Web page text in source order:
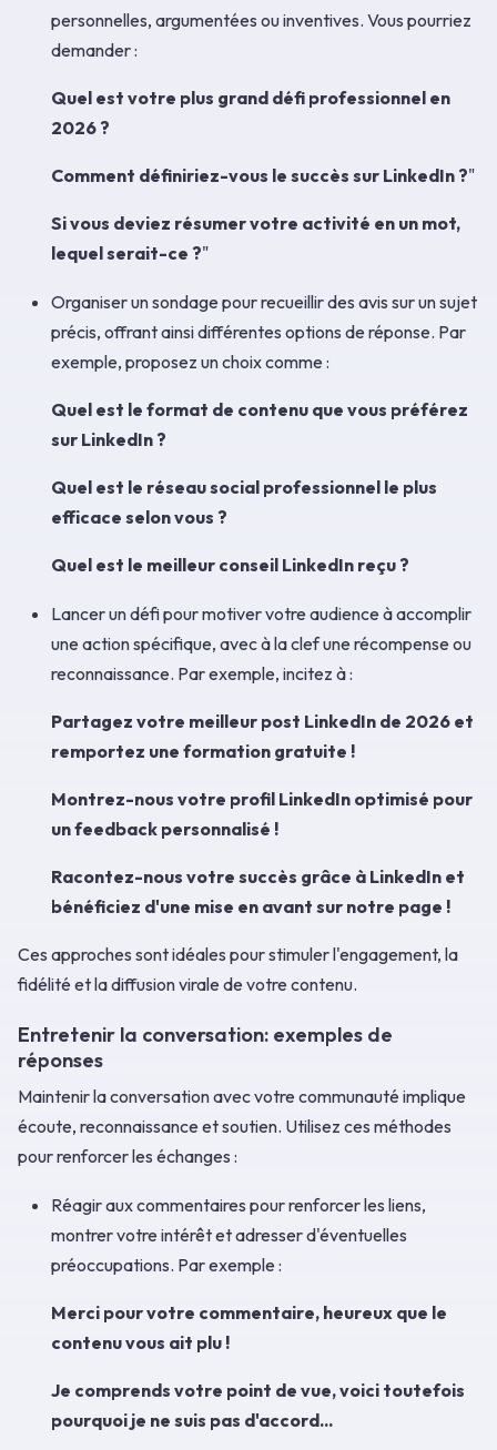
personnelles, argumentées ou inventives. Vous pourriez
demander :
Quel est votre plus grand défi professionnel en
2026 ?
Comment définiriez-vous le succès sur LinkedIn ?"
Si vous deviez résumer votre activité en un mot,
lequel serait-ce ?"
Organiser un sondage pour recueillir des avis sur un sujet
précis, offrant ainsi différentes options de réponse. Par
exemple, proposez un choix comme :
Quel est le format de contenu que vous préférez
sur LinkedIn ?
Quel est le réseau social professionnel le plus
efficace selon vous ?
Quel est le meilleur conseil LinkedIn reçu ?
Lancer un défi pour motiver votre audience à accomplir
une action spécifique, avec à la clef une récompense ou
reconnaissance. Par exemple, incitez à :
Partagez votre meilleur post LinkedIn de 2026 et
remportez une formation gratuite !
Montrez-nous votre profil LinkedIn optimisé pour
un feedback personnalisé !
Racontez-nous votre succès grâce à LinkedIn et
bénéficiez d'une mise en avant sur notre page !
Ces approches sont idéales pour stimuler l'engagement, la
fidélité et la diffusion virale de votre contenu.
Entretenir la conversation: exemples de
réponses
Maintenir la conversation avec votre communauté implique
écoute, reconnaissance et soutien. Utilisez ces méthodes
pour renforcer les échanges :
Réagir aux commentaires pour renforcer les liens,
montrer votre intérêt et adresser d'éventuelles
préoccupations. Par exemple :
Merci pour votre commentaire, heureux que le
contenu vous ait plu !
Je comprends votre point de vue, voici toutefois
pourquoi je ne suis pas d'accord...